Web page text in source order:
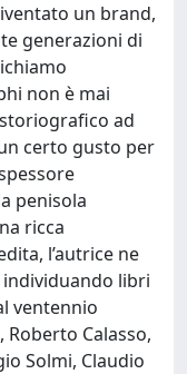
un brand,
generazioni di
non è mai
ad
certo gusto per
penisola
ricca
l’autrice ne
libri
ventennio
Roberto Calasso,
Solmi, Claudio